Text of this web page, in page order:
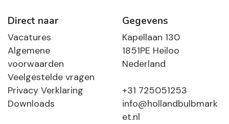
Direct naar
Vacatures
Algemene
voorwaarden
Veelgestelde vragen
Privacy Verklaring
Downloads
Gegevens
Kapellaan 130
1851PE Heiloo
Nederland
+31 725051253
info@hollandbulbmark
et.nl